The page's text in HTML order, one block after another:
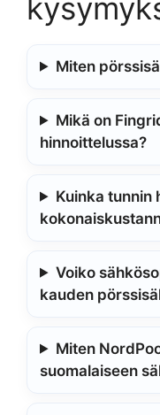
Miten
Mikä on
hinnoittelussa?
Kuinka
Voiko
kauden
Miten
suomalaiseen